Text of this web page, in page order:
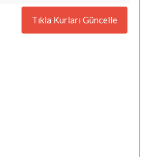
Tıkla Kurları Güncelle